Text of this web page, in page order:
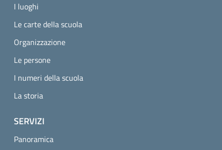
I luoghi
Le carte della scuola
Organizzazione
Le persone
I numeri della scuola
La storia
SERVIZI
Panoramica